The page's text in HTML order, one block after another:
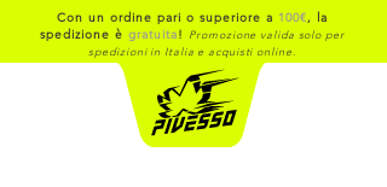
Con un ordine pari o superiore a 100€, la
spedizione ègratuita! Promozione valida solo per
spedizioni in Italia e acquisti online.